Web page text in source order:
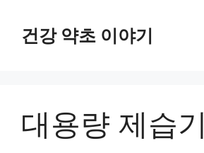
건강 약초 이야기
대용량 제습기